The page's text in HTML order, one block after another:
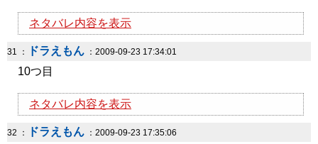
ネタバレ内容を表示
31 ： ドラえもん ：2009-09-23 17:34:01
10つ目
ネタバレ内容を表示
32 ： ドラえもん ：2009-09-23 17:35:06